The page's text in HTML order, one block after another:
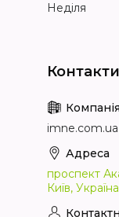
Неділя
imne.com.ua
проспект
Київ, Україна